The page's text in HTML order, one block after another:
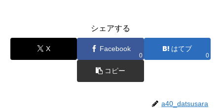
シェアする
X Facebook
0
はてブ
0
コピー
a40_datsusara